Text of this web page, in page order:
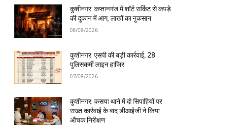
कुशीनगर: कप्तानगंज में शॉर्ट सर्किट से कपड़े
की दुकान में आग, लाखों का नुकसान
08/08/2026
कुशीनगर: एसपी की बड़ी कार्रवाई, 28
पुलिसकर्मी लाइन हाजिर
07/08/2026
कुशीनगर: कसया थाने में दो सिपाहियों पर
सख्त कार्रवाई के बाद डीआईजी ने किया
औचक निरीक्षण